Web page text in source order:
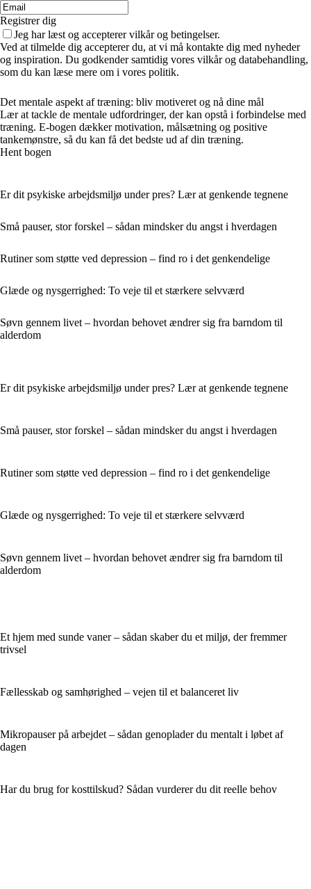
Registrer dig
Jeg har læst og accepterer vilkår og betingelser.
Ved at tilmelde dig accepterer du, at vi må kontakte dig med nyheder
og inspiration. Du godkender samtidig vores vilkår og databehandling,
som du kan læse mere om i vores politik.
Det mentale aspekt af træning: bliv motiveret og nå dine mål
Lær at tackle de mentale udfordringer, der kan opstå i forbindelse med
træning. E-bogen dækker motivation, målsætning og positive
tankemønstre, så du kan få det bedste ud af din træning.
Hent bogen
Er dit psykiske arbejdsmiljø under pres? Lær at genkende tegnene
Små pauser, stor forskel – sådan mindsker du angst i hverdagen
Rutiner som støtte ved depression – find ro i det genkendelige
Glæde og nysgerrighed: To veje til et stærkere selvværd
Søvn gennem livet – hvordan behovet ændrer sig fra barndom til
alderdom
Er dit psykiske arbejdsmiljø under pres? Lær at genkende tegnene
Små pauser, stor forskel – sådan mindsker du angst i hverdagen
Rutiner som støtte ved depression – find ro i det genkendelige
Glæde og nysgerrighed: To veje til et stærkere selvværd
Søvn gennem livet – hvordan behovet ændrer sig fra barndom til
alderdom
Et hjem med sunde vaner – sådan skaber du et miljø, der fremmer
trivsel
Fællesskab og samhørighed – vejen til et balanceret liv
Mikropauser på arbejdet – sådan genoplader du mentalt i løbet af
dagen
Har du brug for kosttilskud? Sådan vurderer du dit reelle behov